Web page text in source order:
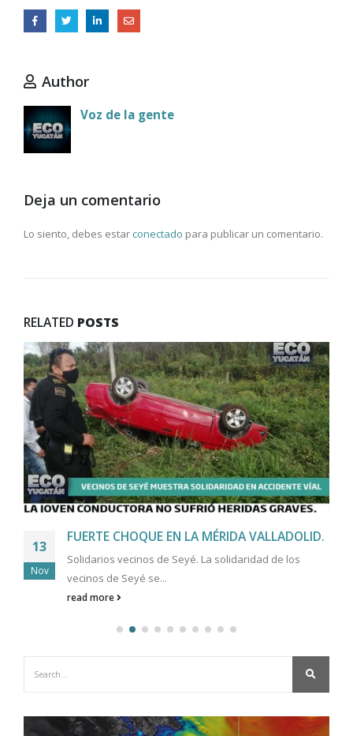
Author
Voz de la gente
Deja un comentario
Lo siento, debes estarconectado para publicar un comentario.
RELATED POSTS
13
Nov
FUERTE CHOQUE EN LA MÉRIDA VALLADOLID.
Solidarios vecinos de Seyé. La solidaridad de los
vecinos de Seyé se...
read more